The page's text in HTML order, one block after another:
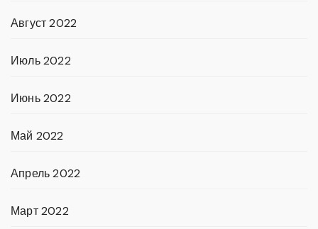
Август 2022
Июль 2022
Июнь 2022
Май 2022
Апрель 2022
Март 2022